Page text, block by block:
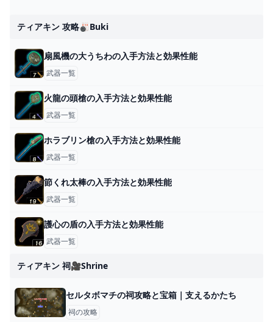
ティアキン 攻略🎳buki
扇風機の大うちわの入手方法と効果性能
武器一覧
火龍の頭槍の入手方法と効果性能
武器一覧
ホラブリン槍の入手方法と効果性能
武器一覧
節くれ太棒の入手方法と効果性能
武器一覧
護心の盾の入手方法と効果性能
武器一覧
ティアキン 祠🎥shrine
セルタボマチの祠攻略と宝箱｜支えるかたち
祠の攻略